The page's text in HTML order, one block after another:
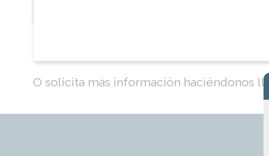
O solicita más información haciéndonos